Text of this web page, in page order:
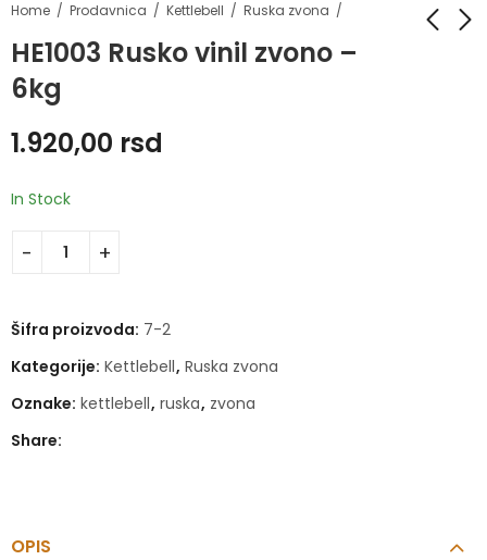
Home Prodavnica Kettlebell Ruska zvona
HE1003 Rusko vinil zvono –
6kg
1.920,00 rsd
In Stock
Šifra proizvoda: 7-2
Kategorije: Kettlebell, Ruska zvona
Oznake: kettlebell, ruska, zvona
Share:
OPIS